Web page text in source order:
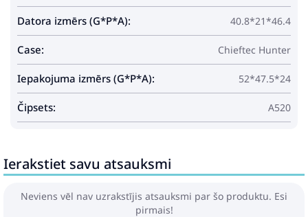
Datora izmērs (G*P*A): 40.8*21*46.4
Case: Chieftec Hunter
Iepakojuma izmērs (G*P*A): 52*47.5*24
Čipsets: A520
Ierakstiet savu atsauksmi
Neviens vēl nav uzrakstījis atsauksmi par šo produktu. Esi
pirmais!